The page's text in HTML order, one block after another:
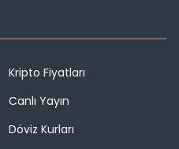
Kripto Fiyatları
Canlı Yayın
Döviz Kurları